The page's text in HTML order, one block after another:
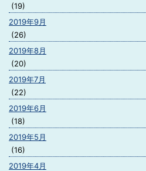
(19)
2019年9月
(26)
2019年8月
(20)
2019年7月
(22)
2019年6月
(18)
2019年5月
(16)
2019年4月